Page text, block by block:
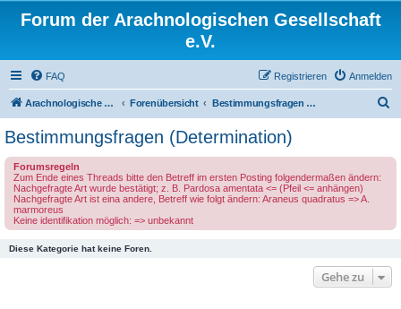
Forum der Arachnologischen Gesellschaft
e.V.
FAQ Anmelden
Registrieren
Arachnologische Gesellschaft e. V. Forenübersicht Bestimmungsfragen (Determination)
Bestimmungsfragen (Determination)
Forumsregeln
Zum Ende eines Threads bitte den Betreff im ersten Posting folgendermaßen ändern:
Nachgefragte Art wurde bestätigt; z. B. Pardosa amentata <= (Pfeil <= anhängen)
Nachgefragte Art ist eina andere, Betreff wie folgt ändern: Araneus quadratus => A.
marmoreus
Keine identifikation möglich: => unbekannt
Diese Kategorie hat keine Foren.
Gehe zu